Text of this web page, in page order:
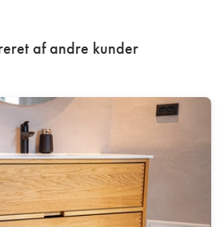
af andre kunder